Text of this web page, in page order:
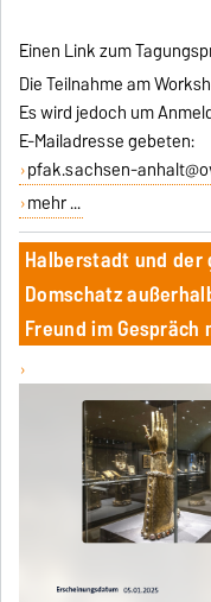
Einen Link zum
Die Teilnahme am
Es wird jedoch um
E-Mailadresse gebeten:
pfak.sachsen-
mehr ...
Halberstadt und
Domschatz
Freund im Gespräch